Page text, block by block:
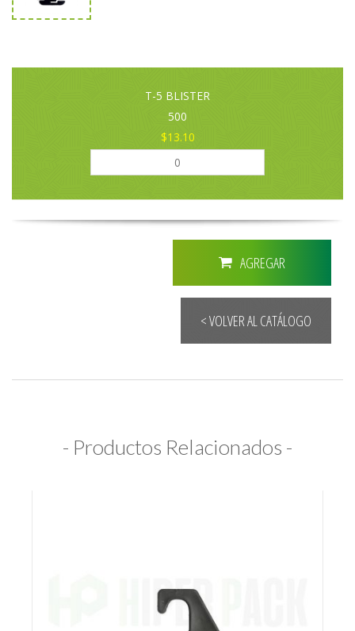
T-5 BLISTER
500
$13.10
AGREGAR
< VOLVER AL CATÁLOGO
- Productos Relacionados -